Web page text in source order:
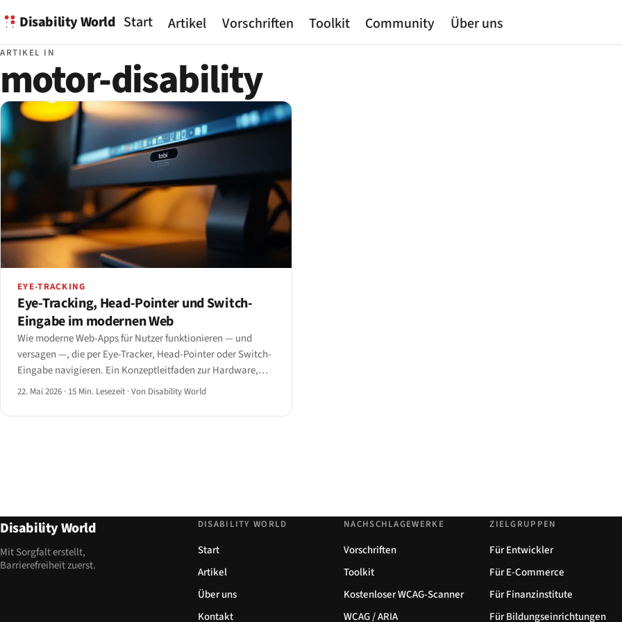
Disability World Start Artikel Vorschriften Toolkit Community Über uns
ARTIKEL IN
motor-disability
EYE-TRACKING
Eye-Tracking, Head-Pointer und Switch-
Eingabe im modernen Web
Wie moderne Web-Apps für Nutzer funktionieren — und
versagen —, die per Eye-Tracker, Head-Pointer oder Switch-
Eingabe navigieren. Ein Konzeptleitfaden zur Hardware,
den relevanten WCAG-Kriterien und den Designmustern, die
22. Mai 2026 · 15 Min. Lesezeit ·Von Disability World
Disability World
Mit Sorgfalt erstellt,
Barrierefreiheit zuerst.
DISABILITY WORLD
Start
Artikel
Über uns
Kontakt
NACHSCHLAGEWERKE
Vorschriften
Toolkit
Kostenloser WCAG-Scanner
WCAG / ARIA
ZIELGRUPPEN
Für Entwickler
Für E-Commerce
Für Finanzinstitute
Für Bildungseinrichtungen